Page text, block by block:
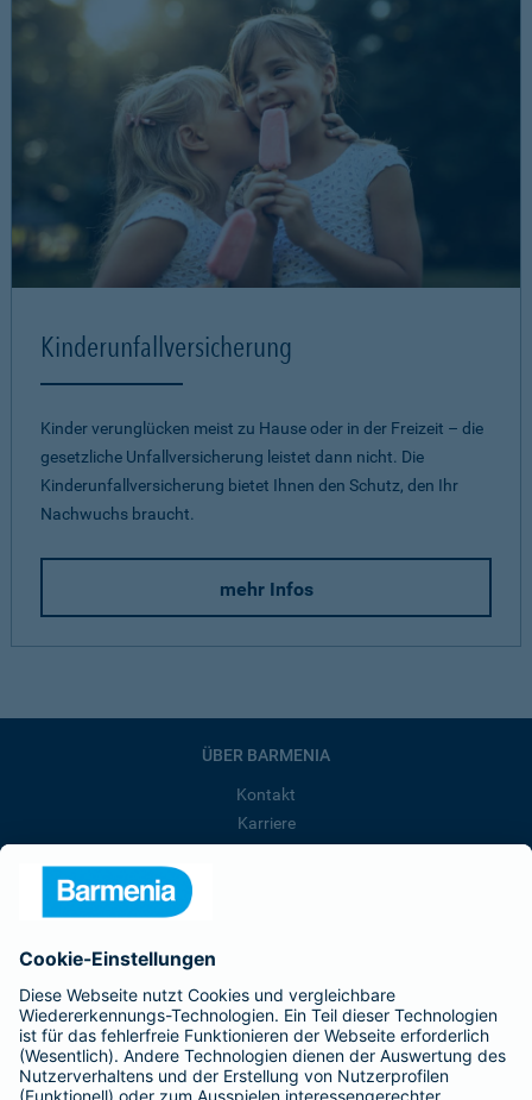
Kinderunfallversicherung
Kinder verunglücken meist zu Hause oder in der Freizeit – die
gesetzliche Unfallversicherung leistet dann nicht. Die
Kinderunfallversicherung bietet Ihnen den Schutz, den Ihr
Nachwuchs braucht.
mehr Infos
ÜBER BARMENIA
Kontakt
Karriere
Barmenia ist Teil der BarmeniaGothaer
BELIEBTE SEITEN
Kranken-Zusatzversicherung
Tierversicherungen